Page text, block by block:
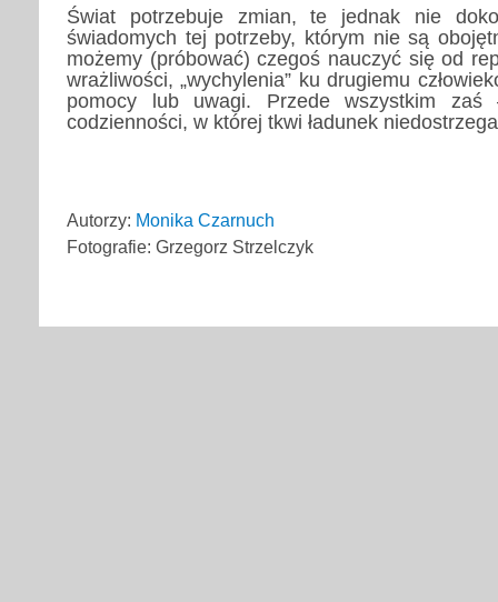
Świat potrzebuje zmian, te jednak nie
świadomych tej potrzeby, którym nie są
możemy (próbować) czegoś nauczyć się od
wrażliwości, „wychylenia” ku drugiemu
pomocy lub uwagi. Przede wszystkim zaś
codzienności, w której tkwi ładunek
Autorzy: Monika Czarnuch
Fotografie: Grzegorz Strzelczyk